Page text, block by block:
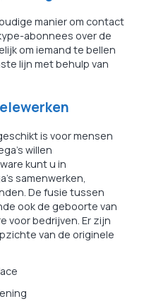
manier om contact
abonnees over de
om iemand te bellen
lijn met behulp van
is voor mensen
willen
kunt u in
samenwerken,
De fusie tussen
ook de geboorte van
voor bedrijven. Er zijn
van de originele